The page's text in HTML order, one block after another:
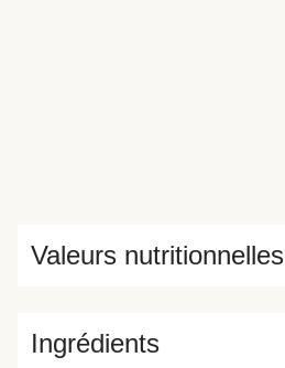
Ingrédients
Valeurs nutritionnelles